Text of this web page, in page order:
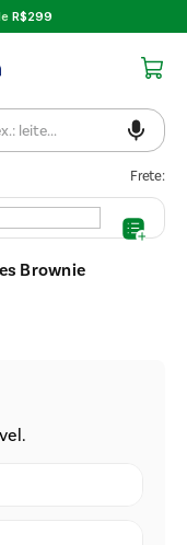
R$299
Frete:
Brownie